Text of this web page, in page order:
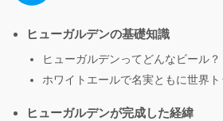
ヒューガルデンの基礎知識
ヒューガルデンってどんなビール？
ホワイトエールで名実ともに世界ト
ヒューガルデンが完成した経緯